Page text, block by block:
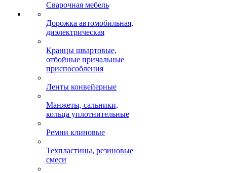
Сварочная мебель
Дорожка автомобильная,
диэлектрическая
Кранцы швартовые,
отбойные причальные
приспособления
Ленты конвейерные
Манжеты, сальники,
кольца уплотнительные
Ремни клиновые
Техпластины, резиновые
смеси